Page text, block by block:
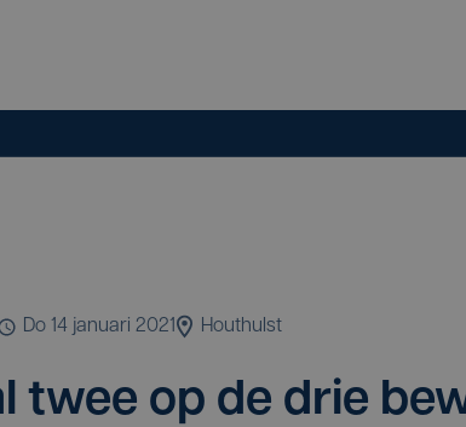
do 14 januari 2021 Houthulst
twee op de drie